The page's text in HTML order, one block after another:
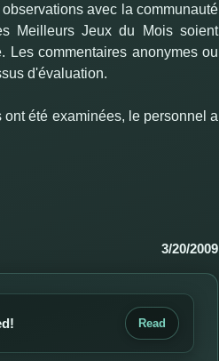
avec la communauté
Meilleurs Jeux du Mois soient
Les commentaires anonymes ou
d'évaluation.
ont été examinées, le personnel a
3/20/2009
Read